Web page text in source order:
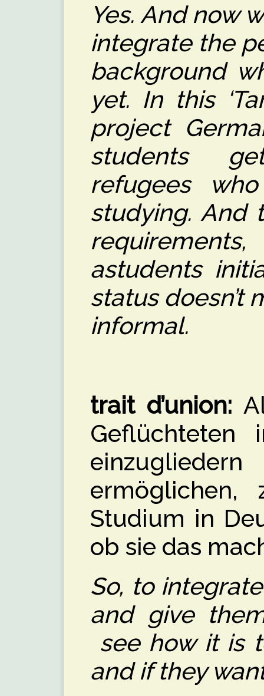
Yes. And now
integrate the
background
yet. In this
project
students
refugees
studying. And
astudents
status doesn’t
informal.
trait d’union:
Geflüchteten
ermöglichen,
Studium in
ob sie das
So, to
and give
see how it is
and if they